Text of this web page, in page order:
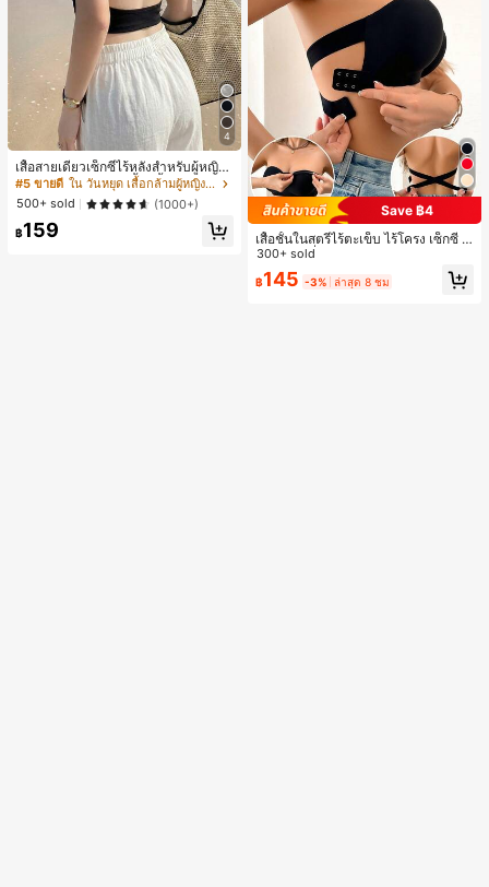
4
เสื้อสายเดี่ยวเซ็กซี่ไร้หลังสำหรับผู้หญิง
พร้อมบราแบบมีฟองน้ำ, เสื้อกล้ามแขน
กุด, เสื้อลำลองสีดำสำหรับฤดูร้อน
#5 ขายดี
ใน วันหยุด เสื้อกล้ามผู้หญิง & Camis
500+ sold
(1000+)
฿159
Save ฿4
เสื้อชั้นในสตรีไร้ตะเข็บ ไร้โครง เซ็กซี่ ด้
านข้างไม่ลื่น แผ่นรองถอดได้ ลายไขว้ห
ลัง ไร้สาย สบายตลอดวัน
300+ sold
฿145 -3% ล่าสุด 8 ชม